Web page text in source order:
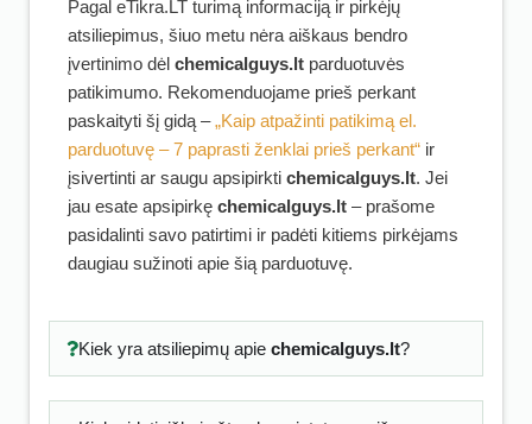
Pagal eTikra.LT turimą informaciją ir pirkėjų
atsiliepimus, šiuo metu nėra aiškaus bendro
įvertinimo dėl chemicalguys.lt parduotuvės
patikimumo. Rekomenduojame prieš perkant
paskaityti šį gidą –„Kaip atpažinti patikimą el.
parduotuvę – 7 paprasti ženklai prieš perkant“ ir
įsivertinti ar saugu apsipirkti chemicalguys.lt. Jei
jau esate apsipirkę chemicalguys.lt – prašome
pasidalinti savo patirtimi ir padėti kitiems pirkėjams
daugiau sužinoti apie šią parduotuvę.
Kiek yra atsiliepimų apie chemicalguys.lt?